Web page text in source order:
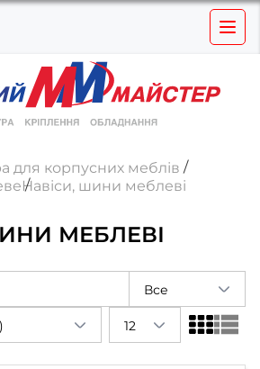
для корпусних меблів
Навіси, шини меблеві
МЕБЛЕВІ
Все
12